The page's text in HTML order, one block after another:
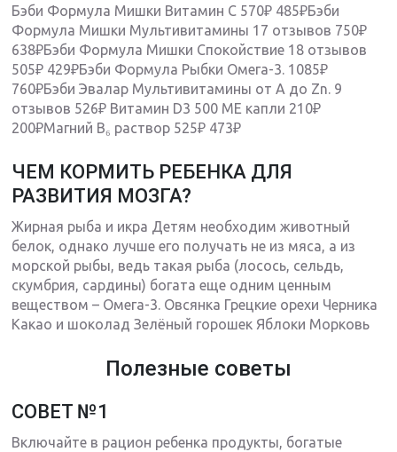
Бэби Формула Мишки Витамин С 570₽ 485₽Бэби
Формула Мишки Мультивитамины 17 отзывов 750₽
638₽Бэби Формула Мишки Спокойствие 18 отзывов
505₽ 429₽Бэби Формула Рыбки Омега-3. 1085₽
760₽Бэби Эвалар Мультивитамины от А до Zn. 9
отзывов 526₽ Витамин D3 500 МЕ капли 210₽
200₽Магний B₆ раствор 525₽ 473₽
ЧЕМ КОРМИТЬ РЕБЕНКА ДЛЯ
РАЗВИТИЯ МОЗГА?
Жирная рыба и икра Детям необходим животный
белок, однако лучше его получать не из мяса, а из
морской рыбы, ведь такая рыба (лосось, сельдь,
скумбрия, сардины) богата еще одним ценным
веществом – Омега-3. Овсянка Грецкие орехи Черника
Какао и шоколад Зелёный горошек Яблоки Морковь
Полезные советы
СОВЕТ №1
Включайте в рацион ребенка продукты, богатые